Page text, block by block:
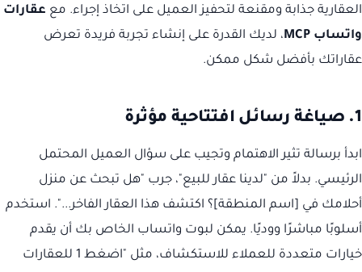
العقارية جذابة ومقنعة لتحفيز العميل على اتخاذ إجراء. مع عقارات
واتساب MCP
، لديك القدرة على إنشاء تجربة فريدة تعرض
عقاراتك بأفضل شكل ممكن.
1. صياغة رسائل افتتاحية مؤثرة
ابدأ برسالة تثير الاهتمام وتجيب على سؤال العميل المحتمل
الرئيسي. بدلاً من "لدينا عقار للبيع"، جرب "هل تبحث عن منزل
أحلامك في [اسم المنطقة]؟ اكتشف هذا العقار الفاخر...". استخدم
أسلوبًا مباشرًا ووديًا. يمكن لبوت واتساب الخاص بك أن يقدم
خيارات متعددة للعملاء للاستكشاف، مثل "اضغط 1 للعقارات